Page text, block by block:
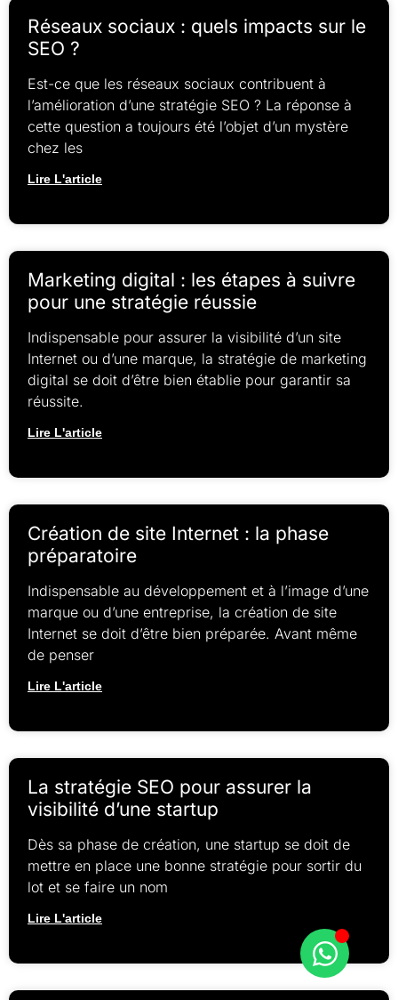
Réseaux sociaux : quels impacts sur le
SEO ?
Est-ce que les réseaux sociaux contribuent à
l’amélioration d’une stratégie SEO ? La réponse à
cette question a toujours été l’objet d’un mystère
chez les
Lire L'article
Marketing digital : les étapes à suivre
pour une stratégie réussie
Indispensable pour assurer la visibilité d’un site
Internet ou d’une marque, la stratégie de marketing
digital se doit d’être bien établie pour garantir sa
réussite.
Lire L'article
Création de site Internet : la phase
préparatoire
Indispensable au développement et à l’image d’une
marque ou d’une entreprise, la création de site
Internet se doit d’être bien préparée. Avant même
de penser
Lire L'article
La stratégie SEO pour assurer la
visibilité d’une startup
Dès sa phase de création, une startup se doit de
mettre en place une bonne stratégie pour sortir du
lot et se faire un nom
Lire L'article